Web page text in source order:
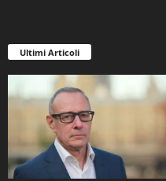
Ultimi Articoli